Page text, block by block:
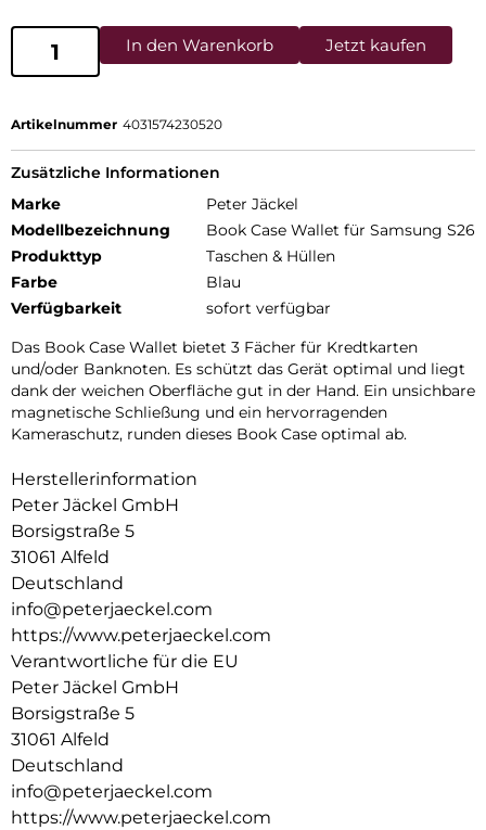
In den Warenkorb Jetzt kaufen
Artikelnummer 4031574230520
Zusätzliche Informationen
Marke
Peter Jäckel
Modellbezeichnung
Book Case Wallet für Samsung S26
Produkttyp
Taschen & Hüllen
Farbe
Blau
Verfügbarkeit
sofort verfügbar
Das Book Case Wallet bietet 3 Fächer für Kredtkarten
und/oder Banknoten. Es schützt das Gerät optimal und liegt
dank der weichen Oberfläche gut in der Hand. Ein unsichbare
magnetische Schließung und ein hervorragenden
Kameraschutz, runden dieses Book Case optimal ab.
Herstellerinformation
Peter Jäckel GmbH
Borsigstraße 5
31061 Alfeld
Deutschland
info@peterjaeckel.com
https://www.peterjaeckel.com
Verantwortliche für die EU
Peter Jäckel GmbH
Borsigstraße 5
31061 Alfeld
Deutschland
info@peterjaeckel.com
https://www.peterjaeckel.com